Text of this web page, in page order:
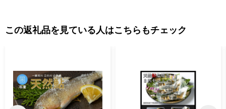
この返礼品を見ている人はこちらもチェック